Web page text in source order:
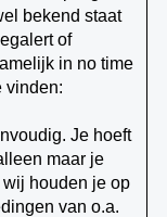
bekend staat
of
in no time
vinden:
Je hoeft
maar je
houden je op
van o.a.